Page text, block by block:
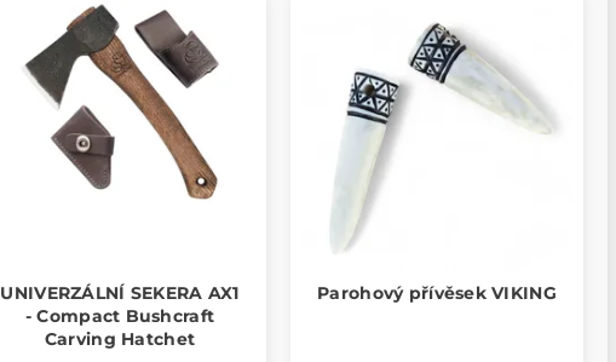
UNIVERZÁLNÍ SEKERA AX1
- Compact Bushcraft
Carving Hatchet
Parohový přívěsek VIKING